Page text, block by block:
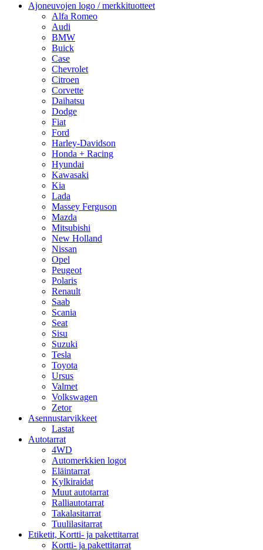
Ajoneuvojen logo / merkkituotteet
Alfa Romeo
Audi
BMW
Buick
Case
Chevrolet
Citroen
Corvette
Daihatsu
Dodge
Fiat
Ford
Harley-Davidson
Honda + Racing
Hyundai
Kawasaki
Kia
Lada
Massey Ferguson
Mazda
Mitsubishi
New Holland
Nissan
Opel
Peugeot
Polaris
Renault
Saab
Scania
Seat
Sisu
Suzuki
Tesla
Toyota
Ursus
Valmet
Volkswagen
Zetor
Asennustarvikkeet
Lastat
Autotarrat
4WD
Automerkkien logot
Eläintarrat
Kylkiraidat
Muut autotarrat
Ralliautotarrat
Takalasitarrat
Tuulilasitarrat
Etiketit, Kortti- ja pakettitarrat
Kortti- ja pakettitarrat